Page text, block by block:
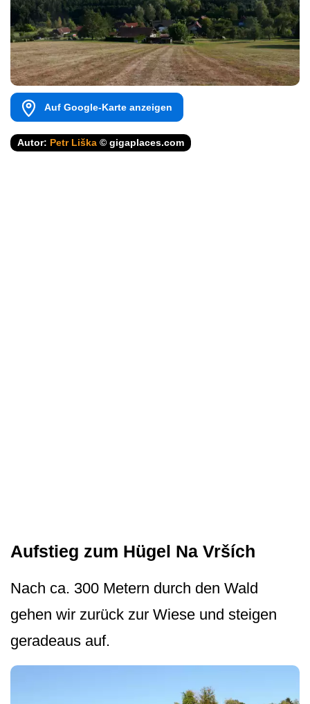
Auf Google-Karte anzeigen
Autor: Petr Liška © gigaplaces.com
Aufstieg zum Hügel Na Vrších
Nach ca. 300 Metern durch den Wald
gehen wir zurück zur Wiese und steigen
geradeaus auf.